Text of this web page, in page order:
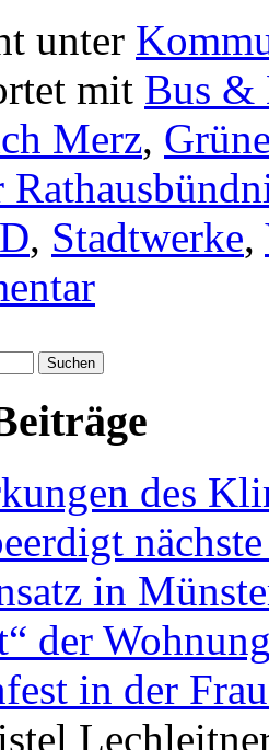
unter
mit Bus &
Merz,
, Stadtwerke,
des
in
der
in der